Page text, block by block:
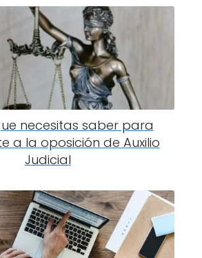
necesitas saber para
a la oposición de Auxilio
Judicial